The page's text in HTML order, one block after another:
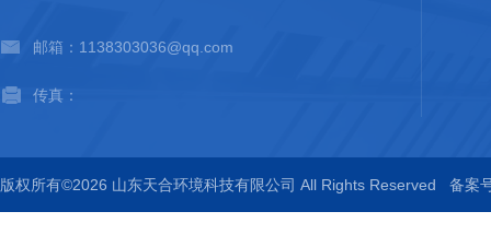
邮箱：1138303036@qq.com
传真：
版权所有©2026 山东天合环境科技有限公司 All Rights Reserved 备案